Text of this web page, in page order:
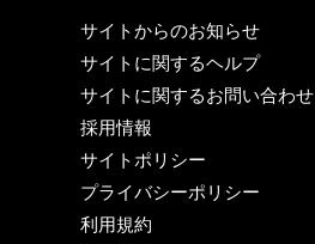
サイトからのお知らせ
サイトに関するヘルプ
サイトに関するお問い合わせ
採用情報
サイトポリシー
プライバシーポリシー
利用規約